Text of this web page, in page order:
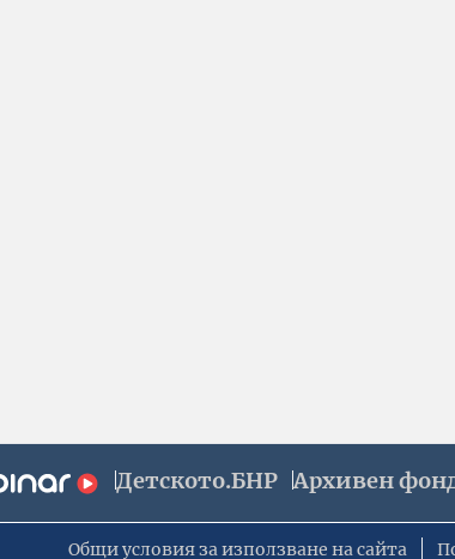
Детското.БНР Архивен
Общи условия за използване на сайта